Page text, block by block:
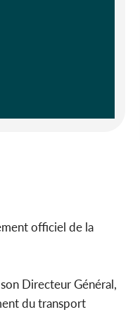
officiel de la
Directeur Général,
du transport